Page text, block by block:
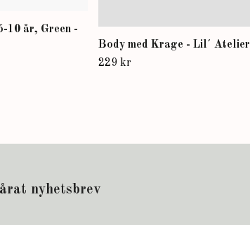
10 år, Green -
Body med Krage - Lil´ Atelier
229 kr
nyhetsbrev